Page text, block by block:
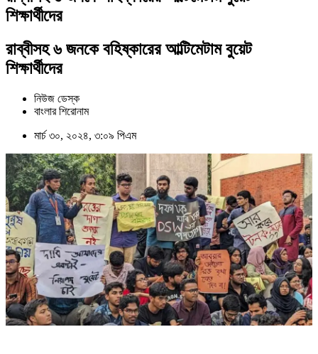
শিক্ষার্থীদের
রাব্বীসহ ৬ জনকে বহিষ্কারের আল্টিমেটাম বুয়েট
শিক্ষার্থীদের
নিউজ ডেস্ক
বাংলার শিরোনাম
মার্চ ৩০, ২০২৪, ৩:০৯ পিএম